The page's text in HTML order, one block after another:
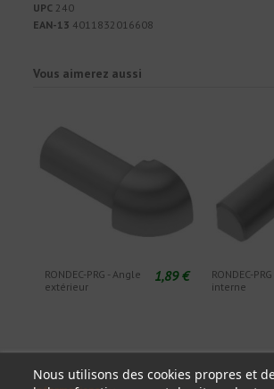
UPC 240
EAN-13 4011832016608
Vous aimerez aussi
RONDEC-PRG - Angle
extérieur
1,89 €
RONDEC-
interne
Nous utilisons des cookies propres et